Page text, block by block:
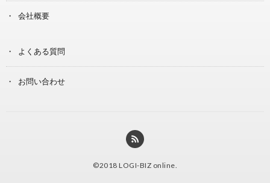
会社概要
よくある質問
お問い合わせ
©2018 LOGI-BIZ online